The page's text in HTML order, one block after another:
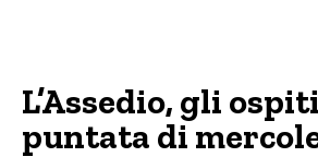
L’Assedio, gli
puntata di